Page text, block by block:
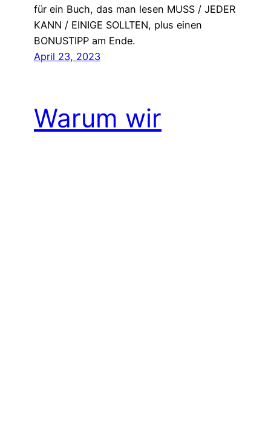
für ein Buch, das man lesen MUSS / JEDER
KANN / EINIGE SOLLTEN, plus einen
BONUSTIPP am Ende.
April 23, 2023
Warum wir